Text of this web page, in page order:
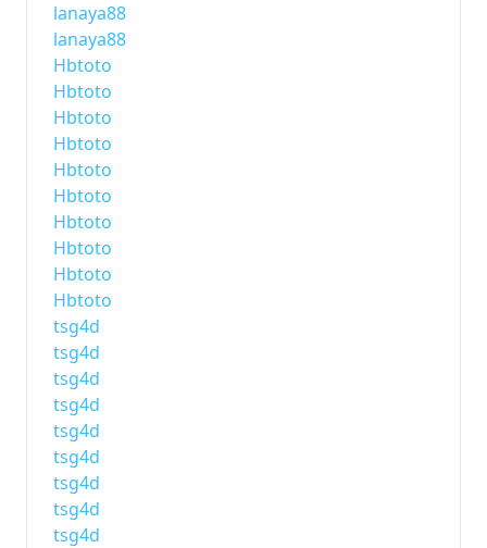
lanaya88
lanaya88
Hbtoto
Hbtoto
Hbtoto
Hbtoto
Hbtoto
Hbtoto
Hbtoto
Hbtoto
Hbtoto
Hbtoto
tsg4d
tsg4d
tsg4d
tsg4d
tsg4d
tsg4d
tsg4d
tsg4d
tsg4d